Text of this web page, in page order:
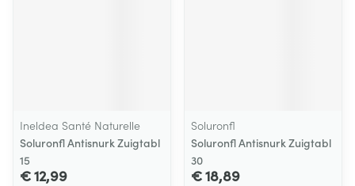
Ineldea Santé Naturelle
Soluronfl Antisnurk Zuigtabl
15
€ 12,99
Soluronfl
Soluronfl Antisnurk Zuigtabl
30
€ 18,89